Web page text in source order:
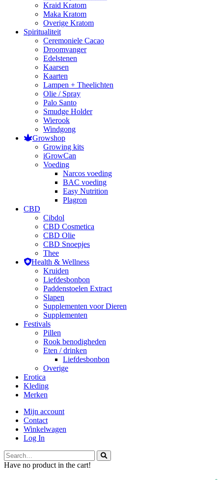
Kraid Kratom
Maka Kratom
Overige Kratom
Spiritualiteit
Ceremoniele Cacao
Droomvanger
Edelstenen
Kaarsen
Kaarten
Lampen + Theelichten
Olie / Spray
Palo Santo
Smudge Holder
Wierook
Windgong
Growshop
Growing kits
iGrowCan
Voeding
Narcos voeding
BAC voeding
Easy Nutrition
Plagron
CBD
Cibdol
CBD Cosmetica
CBD Olie
CBD Snoepjes
Thee
Health & Wellness
Kruiden
Liefdesbonbon
Paddenstoelen Extract
Slapen
Supplementen voor Dieren
Supplementen
Festivals
Pillen
Rook benodigheden
Eten / drinken
Liefdesbonbon
Overige
Erotica
Kleding
Merken
Mijn account
Contact
Winkelwagen
Log In
Have no product in the cart!